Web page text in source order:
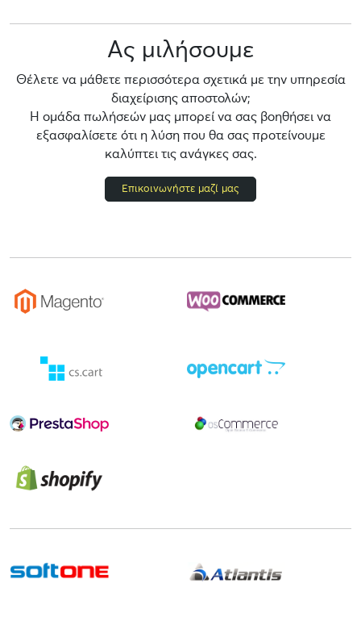
Ας μιλήσουμε
Θέλετε να μάθετε περισσότερα σχετικά με την υπηρεσία
διαχείρισης αποστολών;
Η ομάδα πωλήσεών μας μπορεί να σας βοηθήσει να
εξασφαλίσετε ότι η λύση που θα σας προτείνουμε
καλύπτει τις ανάγκες σας.
Επικοινωνήστε μαζί μας